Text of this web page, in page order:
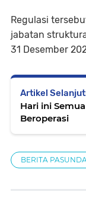
Regulasi
jabatan
31 Desember
Artikel
Hari ini
Beroperasi
BERITA